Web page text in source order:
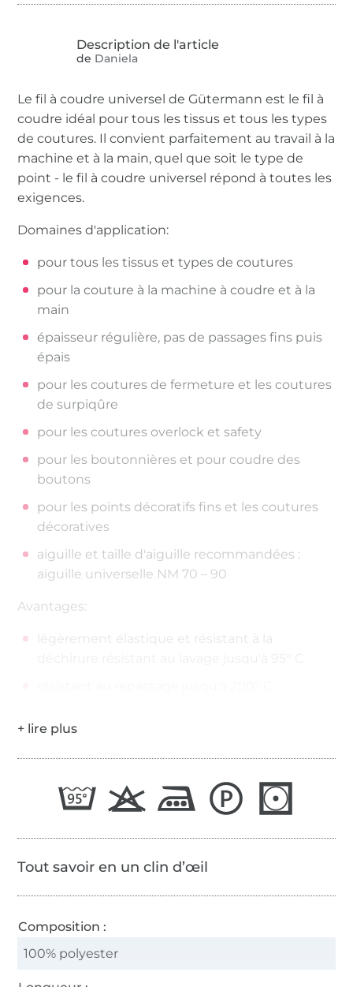
de Daniela
Le fil à coudre universel de Gütermann est le fil à
coudre idéal pour tous les tissus et tous les types
de coutures. Il convient parfaitement au travail à la
machine et à la main, quel que soit le type de
point - le fil à coudre universel répond à toutes les
exigences.
Domaines d'application:
pour tous les tissus et types de coutures
pour la couture à la machine à coudre et à la
main
épaisseur régulière, pas de passages fins puis
épais
pour les coutures de fermeture et les coutures
de surpiqûre
pour les coutures overlock et safety
pour les boutonnières et pour coudre des
boutons
pour les points décoratifs fins et les coutures
décoratives
aiguille et taille d'aiguille recommandées :
aiguille universelle NM 70 – 90
Avantages:
légèrement élastique et résistant à la
65/2
Tout savoir en un clin d’œil
Composition :
100% polyester